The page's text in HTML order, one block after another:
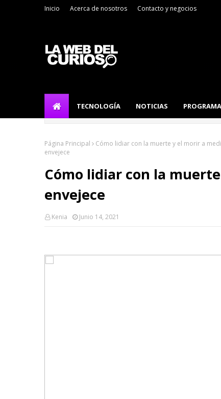
Inicio Acerca de nosotros Contacto y negocios
TECNOLOGÍA NOTICIAS
Página Principal Cómo lidiar con la muerte y el morir a
envejece
Cómo lidiar con la
envejece
Kenia Junio 14, 2021